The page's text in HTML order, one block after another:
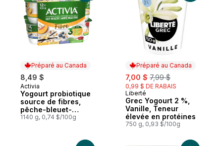
Préparé au Canada
8,49 $
Préparé au Canada
Activia
Yogourt probiotique
source de fibres,
pêche-bleuet-
vanille-fraise-kiwi
1140 g, 0,74 $/100g
Préparé au Canada
sale:
7,00 $ , formerly:
7,99 $
0,99 $ DE RABAIS
Préparé au Canada
Liberté
Grec Yogourt 2 %,
Vanille, Teneur
élevée en protéines
750 g, 0,93 $/100g